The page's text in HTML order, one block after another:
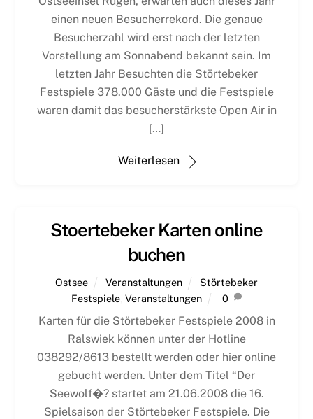
einen neuen Besucherrekord. Die genaue
Besucherzahl wird erst nach der letzten
Vorstellung am Sonnabend bekannt sein. Im
letzten Jahr Besuchten die Störtebeker
Festspiele 378.000 Gäste und die Festspiele
waren damit das besucherstärkste Open Air in
[…]
Weiterlesen
Stoertebeker Karten online
buchen
Ostsee Veranstaltungen
Störtebeker
Festspiele, Veranstaltungen 0
Karten für die Störtebeker Festspiele 2008 in
Ralswiek können unter der Hotline
038292/8613 bestellt werden oder hier online
gebucht werden. Unter dem Titel “Der
Seewolf�? startet am 21.06.2008 die 16.
Spielsaison der Störtebeker Festspiele. Die